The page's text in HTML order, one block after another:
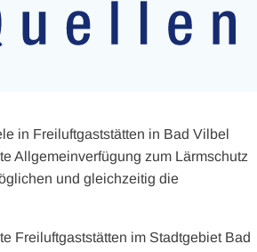
in Freiluftgaststätten in Bad Vilbel
Allgemeinverfügung zum Lärmschutz
und gleichzeitig die
Freiluftgaststätten im Stadtgebiet Bad